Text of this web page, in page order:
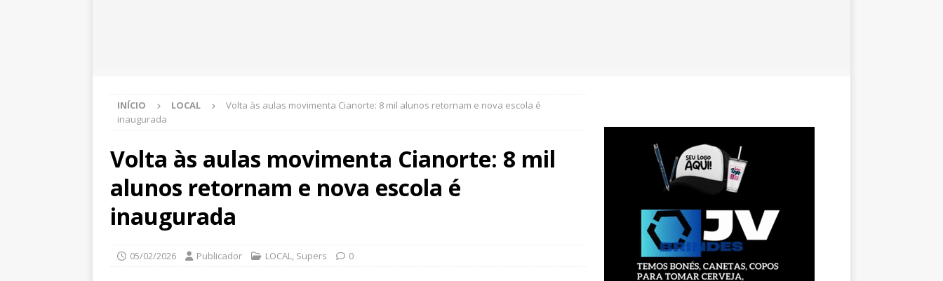
INÍCIO LOCAL
Volta às aulas movimenta Cianorte: 8 mil alunos retornam e nova escola é
inaugurada
Volta às aulas movimenta Cianorte: 8 mil
alunos retornam e nova escola é
inaugurada
05/02/2026 Publicador LOCAL, Supers 0